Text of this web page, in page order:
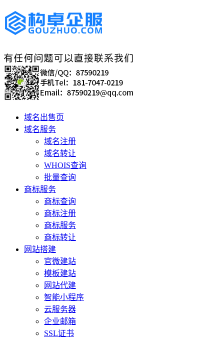
域名出售页
域名服务
域名注册
域名转让
WHOIS查询
批量查询
商标服务
商标查询
商标注册
商标服务
商标转让
网站搭建
官微建站
模板建站
网站代建
智能小程序
云服务器
企业邮箱
SSL证书